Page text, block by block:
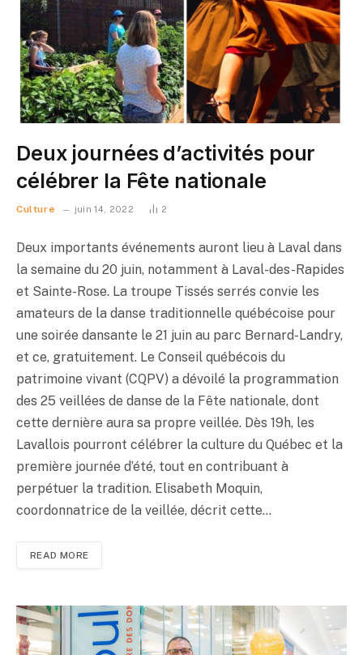
Deux journées d’activités pour
célébrer la Fête nationale
Culture juin 14, 2022 2
Deux importants événements auront lieu à Laval dans
la semaine du 20 juin, notamment à Laval-des-Rapides
et Sainte-Rose. La troupe Tissés serrés convie les
amateurs de la danse traditionnelle québécoise pour
une soirée dansante le 21 juin au parc Bernard-Landry,
et ce, gratuitement. Le Conseil québécois du
patrimoine vivant (CQPV) a dévoilé la programmation
des 25 veillées de danse de la Fête nationale, dont
cette dernière aura sa propre veillée. Dès 19h, les
Lavallois pourront célébrer la culture du Québec et la
première journée d’été, tout en contribuant à
perpétuer la tradition. Elisabeth Moquin,
coordonnatrice de la veillée, décrit cette…
READ MORE